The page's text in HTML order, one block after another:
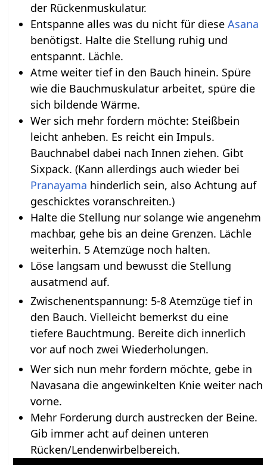
der Rückenmuskulatur.
Entspanne alles was du nicht für diese Asana
benötigst. Halte die Stellung ruhig und
entspannt. Lächle.
Atme weiter tief in den Bauch hinein. Spüre
wie die Bauchmuskulatur arbeitet, spüre die
sich bildende Wärme.
Wer sich mehr fordern möchte: Steißbein
leicht anheben. Es reicht ein Impuls.
Bauchnabel dabei nach Innen ziehen. Gibt
Sixpack. (Kann allerdings auch wieder bei
Pranayama hinderlich sein, also Achtung auf
geschicktes voranschreiten.)
Halte die Stellung nur solange wie angenehm
machbar, gehe bis an deine Grenzen. Lächle
weiterhin. 5 Atemzüge noch halten.
Löse langsam und bewusst die Stellung
ausatmend auf.
Zwischenentspannung: 5-8 Atemzüge tief in
den Bauch. Vielleicht bemerkst du eine
tiefere Bauchtmung. Bereite dich innerlich
vor auf noch zwei Wiederholungen.
Wer sich nun mehr fordern möchte, gebe in
Navasana die angewinkelten Knie weiter nach
vorne.
Mehr Forderung durch austrecken der Beine.
Gib immer acht auf deinen unteren
Rücken/Lendenwirbelbereich.